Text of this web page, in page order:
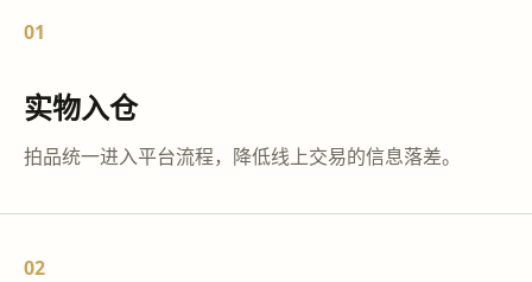
01
实物入仓
拍品统一进入平台流程，降低线上交易的信息落差。
02